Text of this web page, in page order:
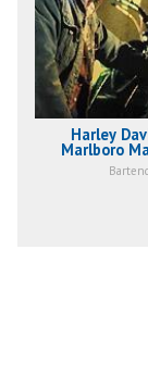
Harley
Marlboro